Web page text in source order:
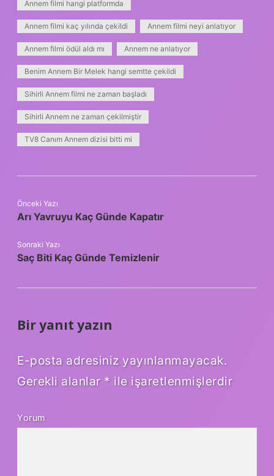
Annem filmi hangi platformda
Annem filmi kaç yılında çekildi Annem filmi neyi anlatıyor
Annem filmi ödül aldı mı Annem ne anlatıyor
Benim Annem Bir Melek hangi semtte çekildi
Sihirli Annem filmi ne zaman başladı
Sihirli Annem ne zaman çekilmiştir
TV8 Canım Annem dizisi bitti mi
Önceki Yazı
Arı Yavruyu Kaç Günde Kapatır
Sonraki Yazı
Saç Biti Kaç Günde Temizlenir
Bir yanıt yazın
E-posta adresiniz yayınlanmayacak.
Gerekli alanlar * ile işaretlenmişlerdir
Yorum